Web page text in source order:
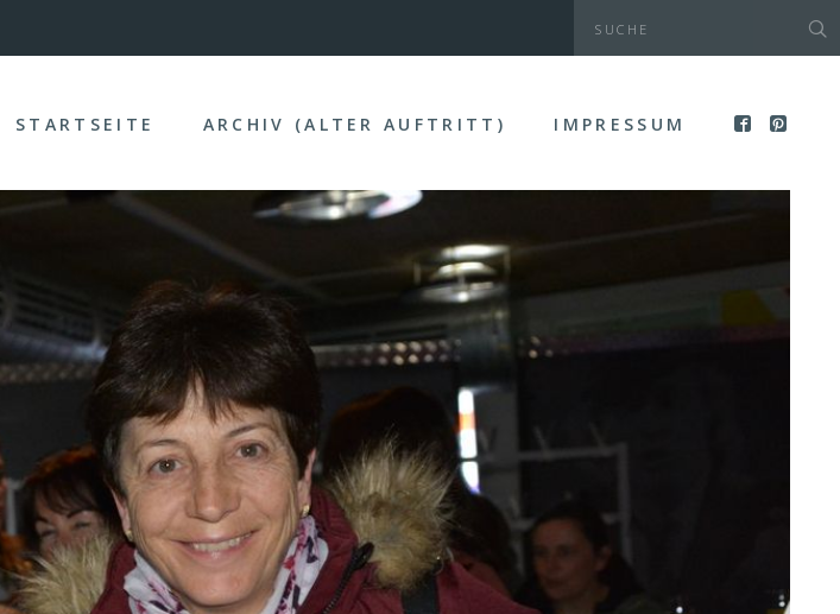
STARTSEITE ARCHIV (ALTER AUFTRITT) IMPRESSUM